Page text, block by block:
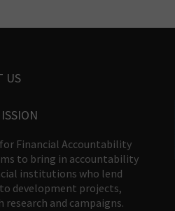
US
Financial Accountability
to bring in accountability
institutions who lend
development projects,
research and campaigns.